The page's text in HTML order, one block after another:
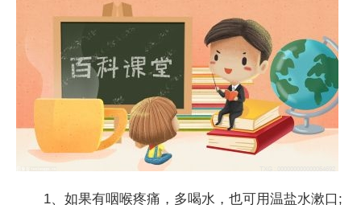
1、如果有咽喉疼痛，多喝水，也可用温盐水漱口;